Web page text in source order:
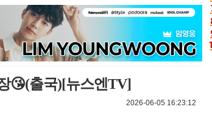
😘(출국)[뉴스엔TV]
2026-06-05 16:23:12